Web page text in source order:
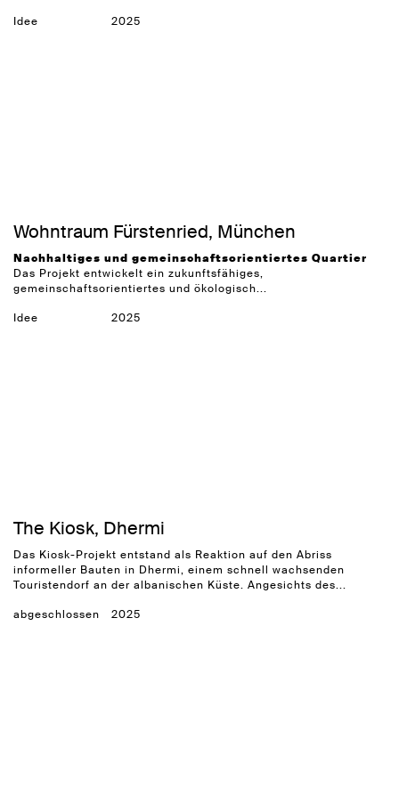
Idee 2025
Wohntraum Fürstenried, München
Nachhaltiges und gemeinschaftsorientiertes Quartier
Das Projekt entwickelt ein zukunftsfähiges,
gemeinschaftsorientiertes und ökologisch...
Idee 2025
The Kiosk, Dhermi
Das Kiosk-Projekt entstand als Reaktion auf den Abriss
informeller Bauten in Dhermi, einem schnell wachsenden
Touristendorf an der albanischen Küste. Angesichts des...
abgeschlossen 2025